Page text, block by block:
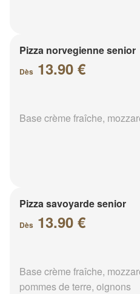
Pizza norvegienne senior
Dès 13.90 €
Base crème fraîche,
Pizza savoyarde senior
Dès 13.90 €
Base crème fraîche,
pommes de terre, oignons